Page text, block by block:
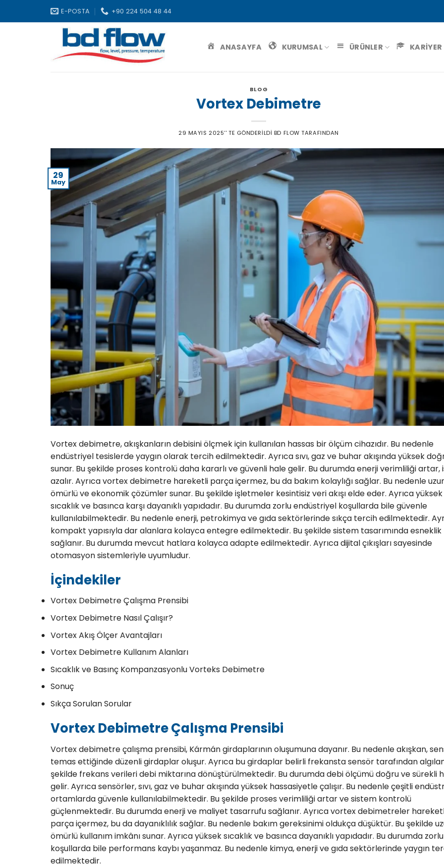
E-POSTA +90 224 504 48 44
ANASAYFA KURUMSAL ÜRÜNLER KARİYER
BLOG
Vortex Debimetre
29 MAYIS 2025’' TE GÖNDERILDI BD FLOW TARAFINDAN
29
May
Vortex debimetre, akışkanların debisini ölçmek için kullanılan hassas bir ölçüm cihazıdır. Bu nedenle
endüstriyel tesislerde yaygın olarak tercih edilmektedir. Ayrıca sıvı, gaz ve buhar akışında yüksek
sunar. Bu şekilde proses kontrolü daha kararlı ve güvenli hale gelir. Bu durumda enerji verimliliği artar,
azalır. Ayrıca vortex debimetre hareketli parça içermez, bu da bakım kolaylığı sağlar. Bu nedenle
ömürlü ve ekonomik çözümler sunar. Bu şekilde işletmeler kesintisiz veri akışı elde eder. Ayrıca yüksek
sıcaklık ve basınca karşı dayanıklı yapıdadır. Bu durumda zorlu endüstriyel koşullarda bile güvenle
kullanılabilmektedir. Bu nedenle enerji, petrokimya ve gıda sektörlerinde sıkça tercih edilmektedir.
kompakt yapısıyla dar alanlara kolayca entegre edilmektedir. Bu şekilde sistem tasarımında esneklik
sağlanır. Bu durumda mevcut hatlara kolayca adapte edilmektedir. Ayrıca dijital çıkışları sayesinde
otomasyon sistemleriyle uyumludur.
İçindekiler
Vortex Debimetre Çalışma Prensibi
Vortex Debimetre Nasıl Çalışır?
Vortex Akış Ölçer Avantajları
Vortex Debimetre Kullanım Alanları
Sıcaklık ve Basınç Kompanzasyonlu Vorteks Debimetre
Sonuç
Sıkça Sorulan Sorular
​Vortex Debimetre Çalışma Prensibi
Vortex debimetre çalışma prensibi, Kármán girdaplarının oluşumuna dayanır. Bu nedenle akışkan,
temas ettiğinde düzenli girdaplar oluşur. Ayrıca bu girdaplar belirli frekansta sensör tarafından
şekilde frekans verileri debi miktarına dönüştürülmektedir. Bu durumda debi ölçümü doğru ve sürekli
gelir. Ayrıca sensörler, sıvı, gaz ve buhar akışında yüksek hassasiyetle çalışır. Bu nedenle çeşitli
ortamlarda güvenle kullanılabilmektedir. Bu şekilde proses verimliliği artar ve sistem kontrolü
güçlenmektedir. Bu durumda enerji ve maliyet tasarrufu sağlanır. Ayrıca vortex debimetreler
parça içermez, bu da dayanıklılık sağlar. Bu nedenle bakım gereksinimi oldukça düşüktür. Bu şekilde
ömürlü kullanım imkânı sunar. Ayrıca yüksek sıcaklık ve basınca dayanıklı yapıdadır. Bu durumda zorlu
koşullarda bile performans kaybı yaşanmaz. Bu nedenle kimya, enerji ve gıda sektörlerinde yaygın
edilmektedir.